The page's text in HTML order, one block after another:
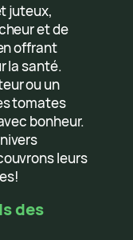
juteux,
et de
offrant
la santé.
ou un
tomates
bonheur.
leurs
des